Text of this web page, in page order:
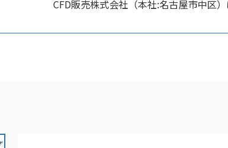
CFD販売株式会社（本社:名古屋市中区